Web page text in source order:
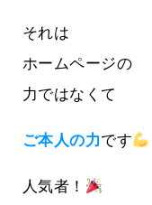
それは
ホームページの
力ではなくて
ご本人の力です
人気者！